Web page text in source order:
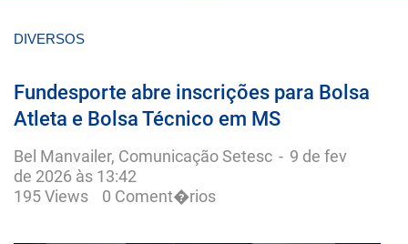
DIVERSOS
Fundesporte abre inscrições para Bolsa
Atleta e Bolsa Técnico em MS
Bel Manvailer, Comunicação Setesc - 9 de fev
de 2026 às 13:42
195 Views
0 Coment�rios